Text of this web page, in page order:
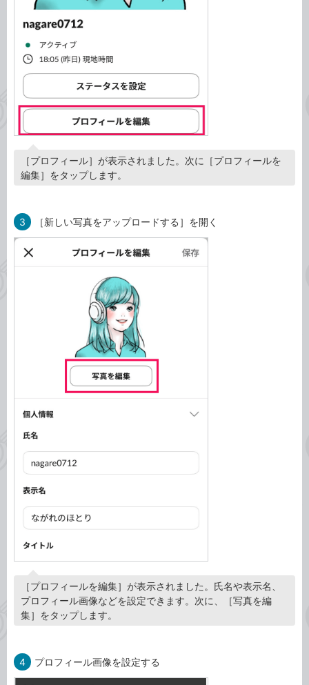
［プロフィール］が表示されました。次に［プロフィールを
編集］をタップします。
3 ［新しい写真をアップロードする］を開く
［プロフィールを編集］が表示されました。氏名や表示名、
プロフィール画像などを設定できます。次に、［写真を編
集］をタップします。
4 プロフィール画像を設定する